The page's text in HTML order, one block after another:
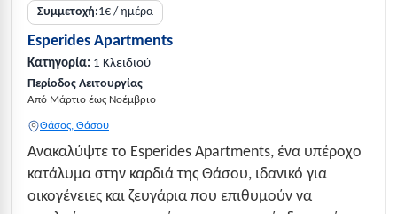
Συμμετοχή:1€ / ημέρα
Esperides Apartments
Κατηγορία: 1 Κλειδιού
Περίοδος Λειτουργίας
Από Μάρτιο έως Νοέμβριο
Θάσος, Θάσου
Ανακαλύψτε το Esperides Apartments, ένα υπέροχο
κατάλυμα στην καρδιά της Θάσου, ιδανικό για
οικογένειες και ζευγάρια που επιθυμούν να